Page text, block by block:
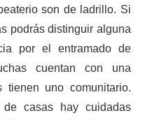
son de ladrillo. Si
podrás distinguir alguna
por el entramado de
cuentan con una
tienen uno comunitario.
casas hay cuidadas